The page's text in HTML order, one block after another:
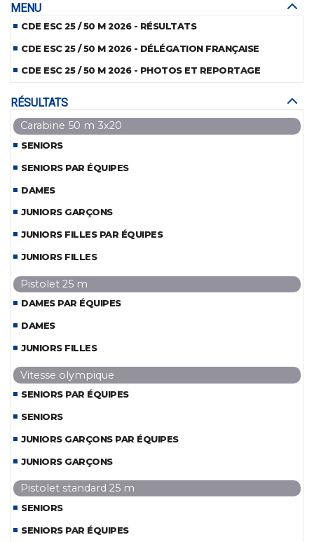
MENU
CDE ESC 25 / 50 M 2026 - RÉSULTATS
CDE ESC 25 / 50 M 2026 - DÉLÉGATION FRANÇAISE
CDE ESC 25 / 50 M 2026 - PHOTOS ET REPORTAGE
RÉSULTATS
Carabine 50 m 3x20
SENIORS
SENIORS PAR ÉQUIPES
DAMES
JUNIORS GARÇONS
JUNIORS FILLES PAR ÉQUIPES
JUNIORS FILLES
Pistolet 25 m
DAMES PAR ÉQUIPES
DAMES
JUNIORS FILLES
Vitesse olympique
SENIORS PAR ÉQUIPES
SENIORS
JUNIORS GARÇONS PAR ÉQUIPES
JUNIORS GARÇONS
Pistolet standard 25 m
SENIORS
SENIORS PAR ÉQUIPES